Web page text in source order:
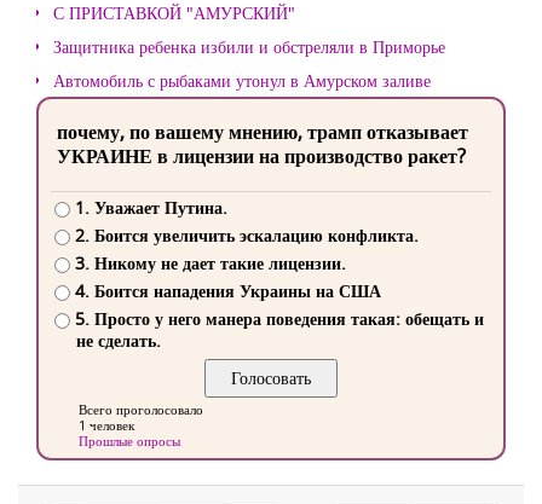
С ПРИСТАВКОЙ "АМУРСКИЙ"
Защитника ребенка избили и обстреляли в Приморье
Автомобиль с рыбаками утонул в Амурском заливе
почему, по вашему мнению, трамп отказывает
УКРАИНЕ в лицензии на производство ракет?
1. Уважает Путина.
2. Боится увеличить эскалацию конфликта.
3. Никому не дает такие лицензии.
4. Боится нападения Украины на США
5. Просто у него манера поведения такая: обещать и
не сделать.
Всего проголосовало
1 человек
Прошлые опросы